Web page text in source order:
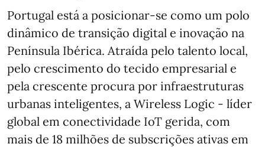
Portugal está a posicionar-se como um polo
dinâmico de transição digital e inovação na
Península Ibérica. Atraída pelo talento local,
pelo crescimento do tecido empresarial e
pela crescente procura por infraestruturas
urbanas inteligentes, a Wireless Logic - líder
global em conectividade IoT gerida, com
mais de 18 milhões de subscrições ativas em